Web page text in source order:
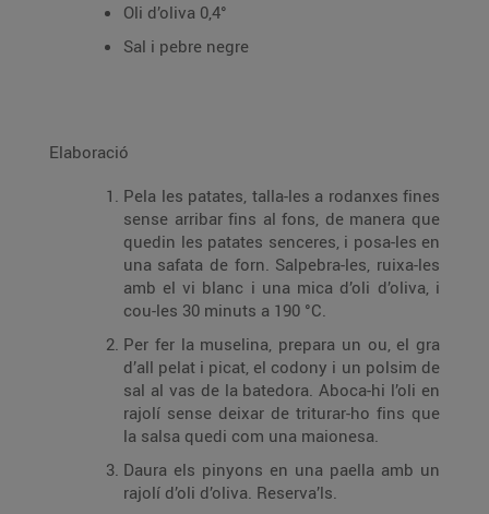
Oli d’oliva 0,4°
Sal i pebre negre
Elaboració
Pela les patates, talla-les a rodanxes fines
sense arribar fins al fons, de manera que
quedin les patates senceres, i posa-les en
una safata de forn. Salpebra-les, ruixa-les
amb el vi blanc i una mica d’oli d’oliva, i
cou-les 30 minuts a 190 °C.
Per fer la muselina, prepara un ou, el gra
d’all pelat i picat, el codony i un polsim de
sal al vas de la batedora. Aboca-hi l’oli en
rajolí sense deixar de triturar-ho fins que
la salsa quedi com una maionesa.
Daura els pinyons en una paella amb un
rajolí d’oli d’oliva. Reserva’ls.